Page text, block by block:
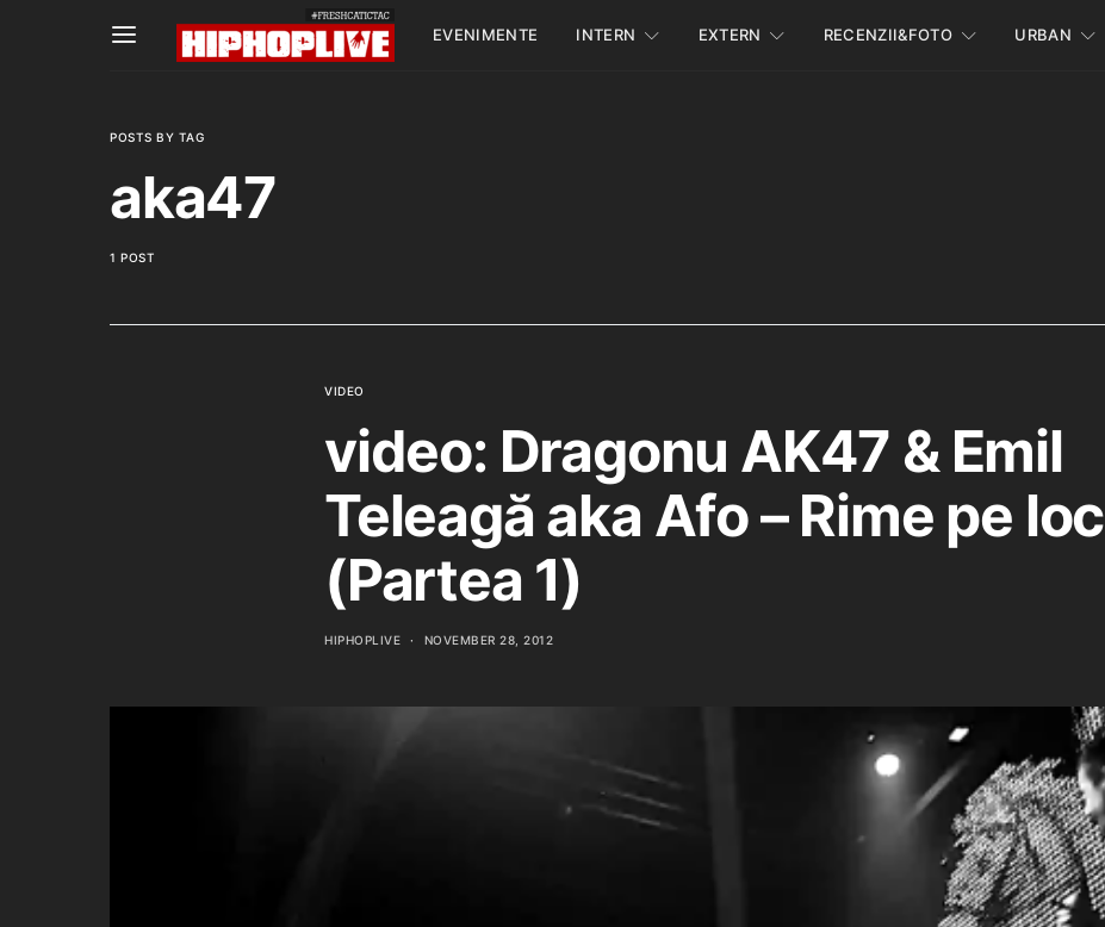
EVENIMENTE INTERN EXTERN RECENZII&FOTO URBAN
POSTS BY TAG
aka47
1 POST
VIDEO
video: Dragonu AK47 & Emil
Teleagă aka Afo – Rime pe loc
(Partea 1)
HIPHOPLIVE NOVEMBER 28, 2012